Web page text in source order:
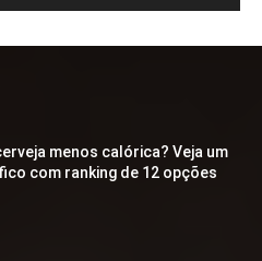
menos calórica? Veja um
com ranking de 12 opções